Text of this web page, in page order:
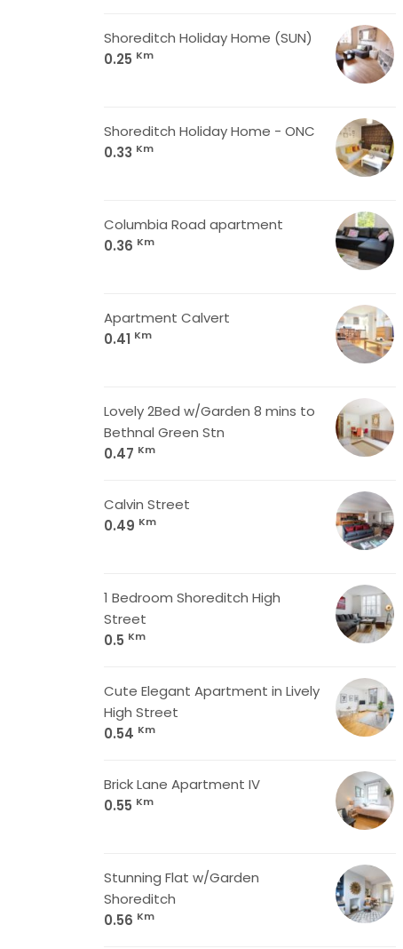
Shoreditch Holiday Home (SUN)
0.25 Km
Shoreditch Holiday Home - ONC
0.33 Km
Columbia Road apartment
0.36 Km
Apartment Calvert
0.41 Km
Lovely 2Bed w/Garden 8 mins to
Bethnal Green Stn
0.47 Km
Calvin Street
0.49 Km
1 Bedroom Shoreditch High
Street
0.5 Km
Cute Elegant Apartment in Lively
High Street
0.54 Km
Brick Lane Apartment IV
0.55 Km
Stunning Flat w/Garden
Shoreditch
0.56 Km